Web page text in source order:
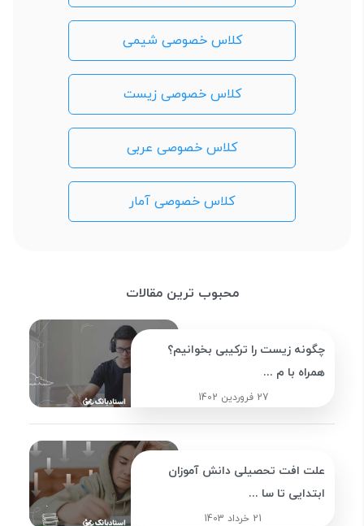
کلاس خصوصی شیمی
کلاس خصوصی زیست
کلاس خصوصی عربی
کلاس خصوصی آمار
محبوب ترین مقالات
چگونه زیست را ترکیبی بخوانیم؟
همراه با م ...
27 فروردین 1402
علت افت تحصیلی دانش آموزان
ابتدایی تا سا ...
21 خرداد 1403